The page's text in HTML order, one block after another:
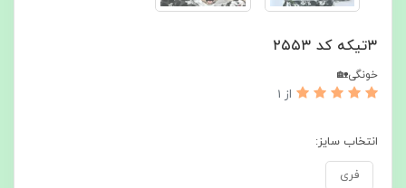
۳تیکه کد ۲۵۵۳
خونگی🏡
از 1
انتخاب سایز:
فری